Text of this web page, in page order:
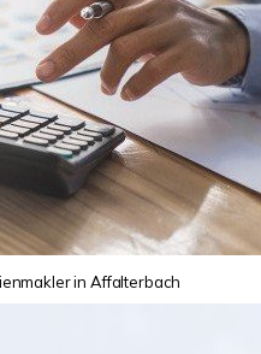
in Affalterbach